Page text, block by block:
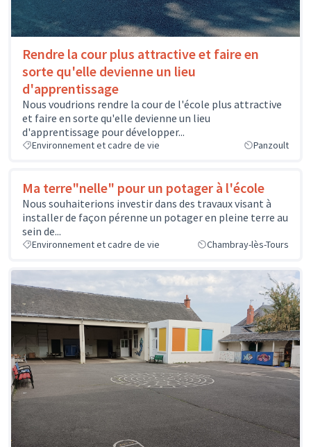
Rendre la cour plus attractive et faire en
sorte qu'elle devienne un lieu
d'apprentissage
Nous voudrions rendre la cour de l'école plus attractive
et faire en sorte qu'elle devienne un lieu
d'apprentissage pour développer...
Environnement et cadre de vie Panzoult
Ma terre"nelle" pour un potager à l'école
Nous souhaiterions investir dans des travaux visant à
installer de façon pérenne un potager en pleine terre au
sein de...
Environnement et cadre de vie Chambray-lès-Tours